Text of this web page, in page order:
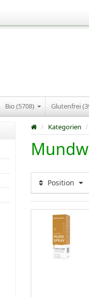
Bio (5708) Glutenfrei
/ Kategorien /
Position